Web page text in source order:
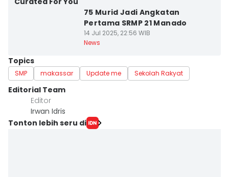
75 Murid Jadi Angkatan
Pertama SRMP 21 Manado
14 Jul 2025, 22:56 WIB
News
Topics
SMP makassar Update me Sekolah Rakyat
Editorial Team
Editor
Irwan Idris
Tonton lebih seru di